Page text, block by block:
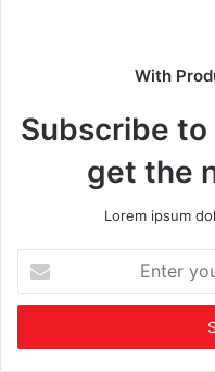
With
Subscribe
get the
Lorem ipsum
your
Email